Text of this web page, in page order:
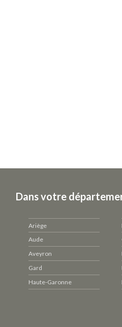
Dans votre
Ariège
Aude
Aveyron
Gard
Haute-Garonne